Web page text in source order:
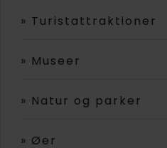
» Turistattraktioner
» Museer
» Natur og parker
» Øer